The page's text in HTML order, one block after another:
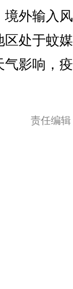
境外输入
区处于蚊
气影响，
责任编